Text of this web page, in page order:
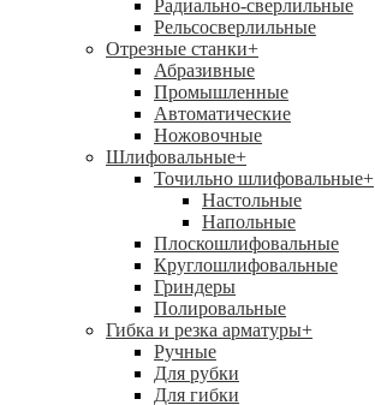
Радиально-сверлильные
Рельсосверлильные
Отрезные станки+
Абразивные
Промышленные
Автоматические
Ножовочные
Шлифовальные+
Точильно шлифовальные+
Настольные
Напольные
Плоскошлифовальные
Круглошлифовальные
Гриндеры
Полировальные
Гибка и резка арматуры+
Ручные
Для рубки
Для гибки